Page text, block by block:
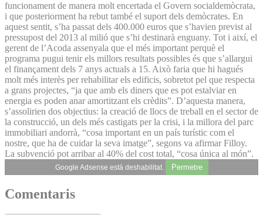
funcionament de manera molt encertada el Govern socialdemòcrata,
i que posteriorment ha rebut també el suport dels demòcrates. En
aquest sentit, s’ha passat dels 400.000 euros que s’havien previst al
pressupost del 2013 al milió que s’hi destinarà enguany. Tot i així, el
gerent de l’Acoda assenyala que el més important perquè el
programa pugui tenir els millors resultats possibles és que s’allargui
el finançament dels 7 anys actuals a 15. Això faria que hi hagués
molt més interès per rehabilitar els edificis, sobretot pel que respecta
a grans projectes, “ja que amb els diners que es pot estalviar en
energia es poden anar amortitzant els crèdits”. D’aquesta manera,
s’assolirien dos objectius: la creació de llocs de treball en el sector de
la construcció, un dels més castigats per la crisi, i la millora del parc
immobiliari andorrà, “cosa important en un país turístic com el
nostre, que ha de cuidar la seva imatge”, segons va afirmar Filloy.
La subvenció pot arribar al 40% del cost total, “cosa única al món”.
Google Adsense està deshabilitat. Permetre
Comentaris